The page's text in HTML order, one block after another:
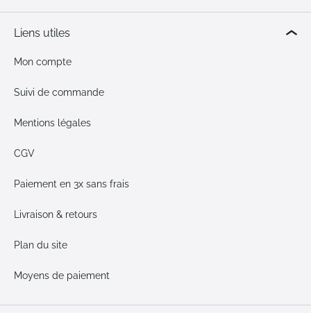
Liens utiles
Mon compte
Suivi de commande
Mentions légales
CGV
Paiement en 3x sans frais
Livraison & retours
Plan du site
Moyens de paiement